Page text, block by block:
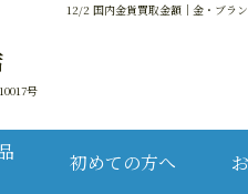
12/2 国内金貨買取金額 ｜金・ブラ
号
初めての方へ